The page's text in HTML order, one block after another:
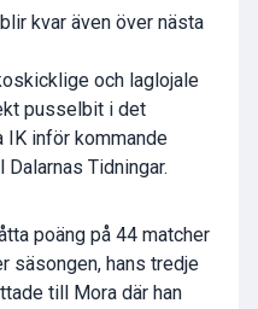
kvar även över nästa
och laglojale
pusselbit i det
IK inför kommande
Tidningar.
poäng på 44 matcher
säsongen, hans tredje
till Mora där han